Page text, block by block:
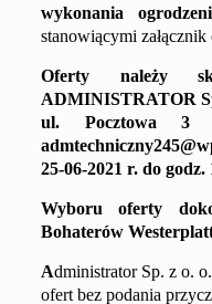
wykonania
stanowiącymi
Oferty należy
ADMINISTRATOR
ul. Pocztowa 3
25-06-2021 r. do godz.
Wyboru oferty
Bohaterów
Administrator Sp. z o.
ofert bez podania